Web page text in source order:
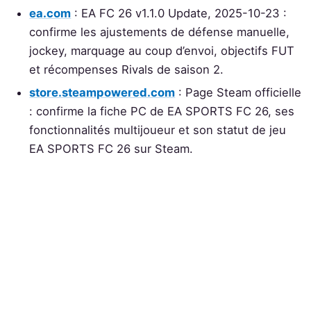
ea.com : EA FC 26 v1.1.0 Update, 2025-10-23 :
confirme les ajustements de défense manuelle,
jockey, marquage au coup d’envoi, objectifs FUT
et récompenses Rivals de saison 2.
store.steampowered.com : Page Steam officielle
: confirme la fiche PC de EA SPORTS FC 26, ses
fonctionnalités multijoueur et son statut de jeu
EA SPORTS FC 26 sur Steam.